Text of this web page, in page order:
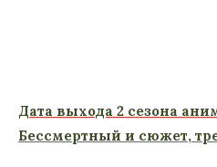
Дата выхода 2 сезона
Бессмертный и сюжет,